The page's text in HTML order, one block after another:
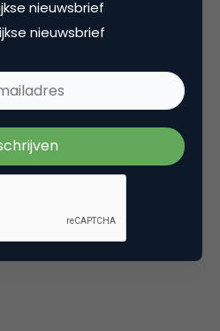
nieuwsbrief
nieuwsbrief